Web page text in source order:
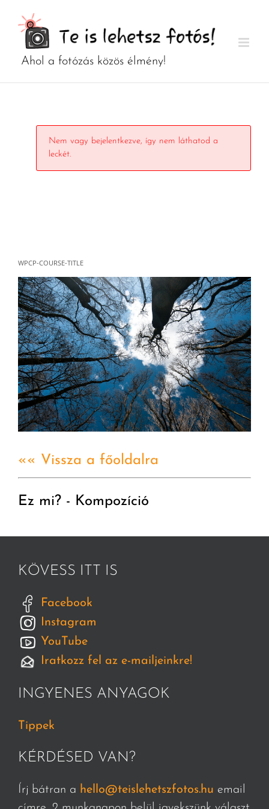
Nem vagy bejelentkezve, így nem láthatod a
leckét.
WPCP-COURSE-TITLE
«« Vissza a főoldalra
Ez mi? - Kompozíció
KÖVESS ITT IS
Facebook
Instagram
YouTube
Iratkozz fel az e-mailjeinkre!
INGYENES ANYAGOK
Tippek
KÉRDÉSED VAN?
Írj bátran a hello@teislehetszfotos.hu email